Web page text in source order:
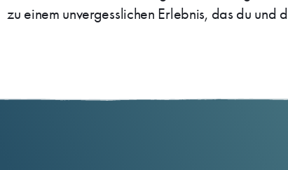
zu einem unvergesslichen Erlebnis, das du